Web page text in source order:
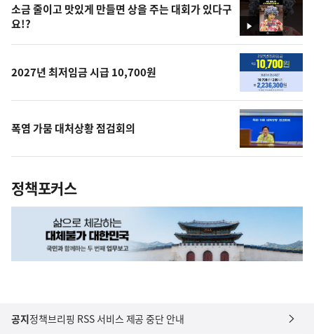
영
상
소금 줄이고 맛있게 만들면 상을 주는 대회가 있다구
요!?
2027년 최저임금 시급 10,700원
폭염 가뭄 대처상황 점검회의
정책포커스
공지정책브리핑 RSS 서비스 제공 중단 안내